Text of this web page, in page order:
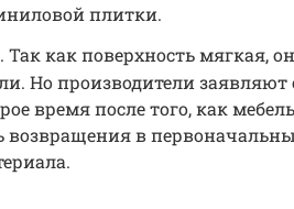
плитки.
как поверхность мягкая,
Но производители
время после того, как
возвращения в